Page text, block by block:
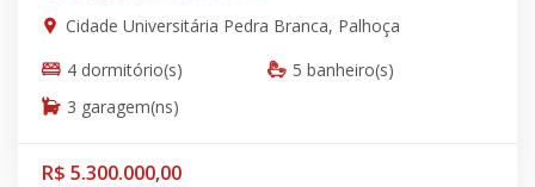
Cidade Universitária Pedra Branca, Palhoça
4 dormitório(s)
5 banheiro(s)
3 garagem(ns)
R$ 5.300.000,00